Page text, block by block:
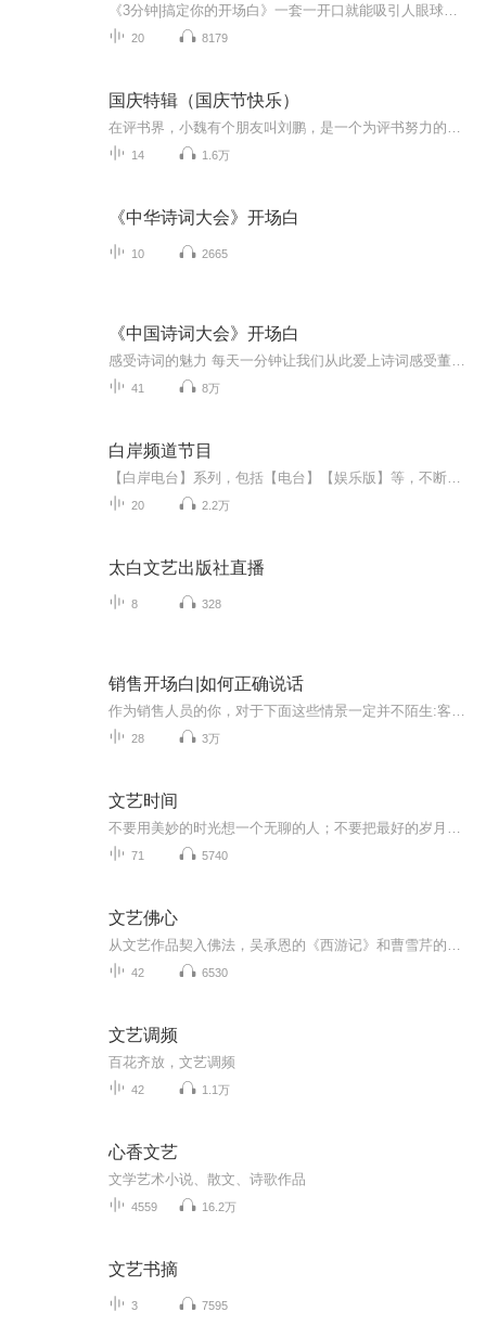
20 8179
国庆特辑（国庆节快乐）
14 1.6万
《中华诗词大会》开场白
10 2665
《中国诗词大会》开场白
41 8万
白岸频道节目
20 2.2万
太白文艺出版社直播
8 328
销售开场白|如何正确说话
28 3万
文艺时间
71 5740
文艺佛心
42 6530
文艺调频
百花齐放，文艺调频
42 1.1万
心香文艺
文学艺术小说、散文、诗歌作品
4559 16.2万
文艺书摘
3 7595